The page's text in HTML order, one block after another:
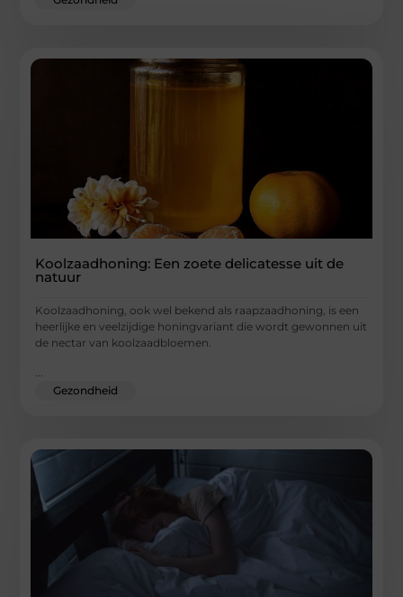
Koolzaadhoning: Een zoete delicatesse uit de
natuur
Koolzaadhoning, ook wel bekend als raapzaadhoning, is een
heerlijke en veelzijdige honingvariant die wordt gewonnen uit
de nectar van koolzaadbloemen.
Gezondheid